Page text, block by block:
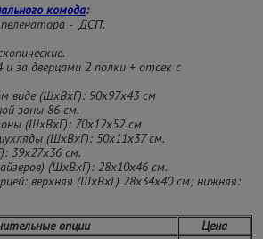
комода:
- ДСП.
за дверцами 2 полки + отсек с
виде (ШхВхГ): 90х97х43 см
зоны 86 см.
(ШхВхГ): 70х12х52 см
(ШхВхГ): 50х11х37 см.
39х27х36 см.
(ШхВхГ): 28х10х46 см.
верхняя (ШхВхГ) 28х34х40 см; нижняя:
опции
Цена